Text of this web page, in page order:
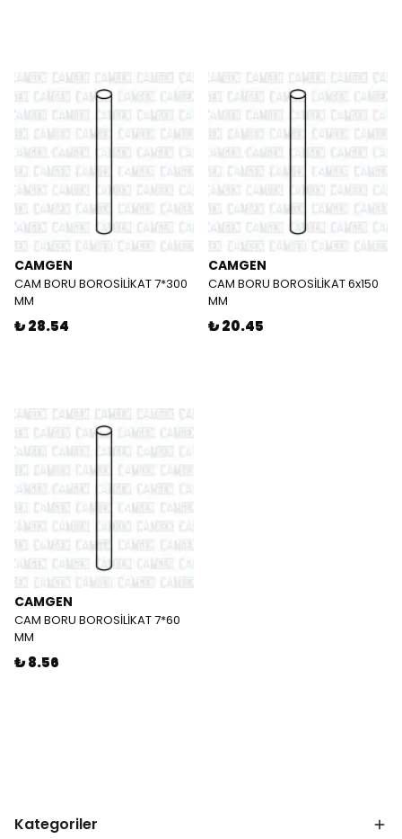
CAMGEN
CAM BORU BOROSİLİKAT 7*300
MM
₺ 28.54
CAMGEN
CAM BORU BOROSİLİKAT 6x150
MM
₺ 20.45
CAMGEN
CAM BORU BOROSİLİKAT 7*60
MM
₺ 8.56
Kategoriler